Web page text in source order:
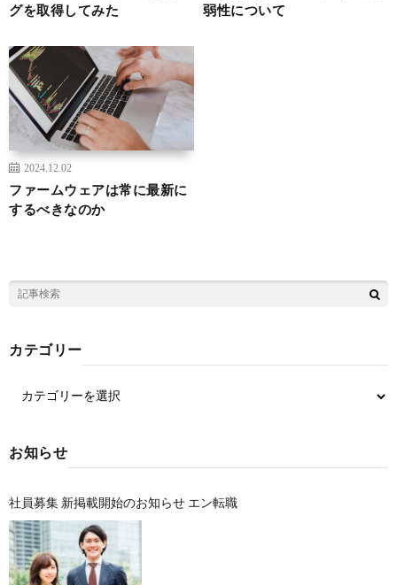
グを取得してみた
弱性について
2024.12.02
ファームウェアは常に最新に
するべきなのか
カテゴリー
お知らせ
社員募集 新掲載開始のお知らせ エン転職